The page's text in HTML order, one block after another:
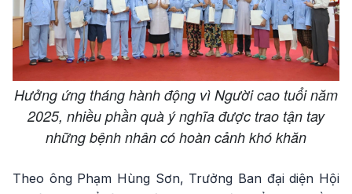
Hưởng ứng tháng hành động vì Người cao tuổi năm
2025, nhiều phần quà ý nghĩa được trao tận tay
những bệnh nhân có hoàn cảnh khó khăn
Theo ông Phạm Hùng Sơn, Trưởng Ban đại diện Hội